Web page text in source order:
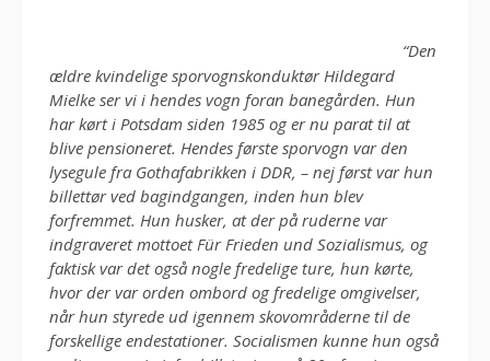
“Den
ældre kvindelige sporvognskonduktør Hildegard
Mielke ser vi i hendes vogn foran banegården. Hun
har kørt i Potsdam siden 1985 og er nu parat til at
blive pensioneret. Hendes første sporvogn var den
lysegule fra Gothafabrikken i DDR, – nej først var hun
billettør ved bagindgangen, inden hun blev
forfremmet. Hun husker, at der på ruderne var
indgraveret mottoet Für Frieden und Sozialismus, og
faktisk var det også nogle fredelige ture, hun kørte,
hvor der var orden ombord og fredelige omgivelser,
når hun styrede ud igennem skovområderne til de
forskellige endestationer. Socialismen kunne hun også